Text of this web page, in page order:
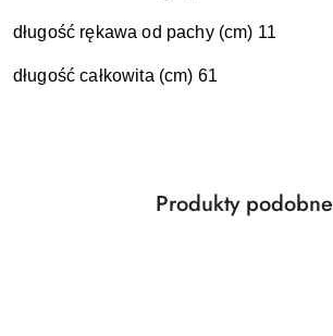
długość rękawa od pachy (cm) 11
długość całkowita (cm) 61
Pomiń karuzelę produktów
Produkty
Produkty podobne